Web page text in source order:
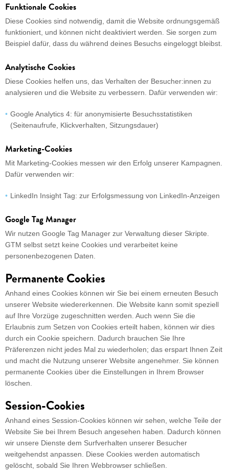
Funktionale Cookies
Diese Cookies sind notwendig, damit die Website ordnungsgemäß
funktioniert, und können nicht deaktiviert werden. Sie sorgen zum
Beispiel dafür, dass du während deines Besuchs eingeloggt bleibst.
Analytische Cookies
Diese Cookies helfen uns, das Verhalten der Besucher:innen zu
analysieren und die Website zu verbessern. Dafür verwenden wir:
Google Analytics 4: für anonymisierte Besuchsstatistiken
(Seitenaufrufe, Klickverhalten, Sitzungsdauer)
Marketing-Cookies
Mit Marketing-Cookies messen wir den Erfolg unserer Kampagnen.
Dafür verwenden wir:
LinkedIn Insight Tag: zur Erfolgsmessung von LinkedIn-Anzeigen
Google Tag Manager
Wir nutzen Google Tag Manager zur Verwaltung dieser Skripte.
GTM selbst setzt keine Cookies und verarbeitet keine
personenbezogenen Daten.
Permanente Cookies
Anhand eines Cookies können wir Sie bei einem erneuten Besuch
unserer Website wiedererkennen. Die Website kann somit speziell
auf Ihre Vorzüge zugeschnitten werden. Auch wenn Sie die
Erlaubnis zum Setzen von Cookies erteilt haben, können wir dies
durch ein Cookie speichern. Dadurch brauchen Sie Ihre
Präferenzen nicht jedes Mal zu wiederholen; das erspart Ihnen Zeit
und macht die Nutzung unserer Website angenehmer. Sie können
permanente Cookies über die Einstellungen in Ihrem Browser
löschen.
Session-Cookies
Anhand eines Session-Cookies können wir sehen, welche Teile der
Website Sie bei Ihrem Besuch angesehen haben. Dadurch können
wir unsere Dienste dem Surfverhalten unserer Besucher
weitgehendst anpassen. Diese Cookies werden automatisch
gelöscht, sobald Sie Ihren Webbrowser schließen.
Datenschutz- und
Nutzungsbedingungen
Standard
Bei dieser Einstellung funktioniert die Website
Analytics und YouTube gesendet, um Ihre
Erfahrung zu verbessern. Wir speichern keine oder
Ihre persönlichen Daten.
Beschränkt
Es werden nur Cookies gesetzt, die zum Laden der